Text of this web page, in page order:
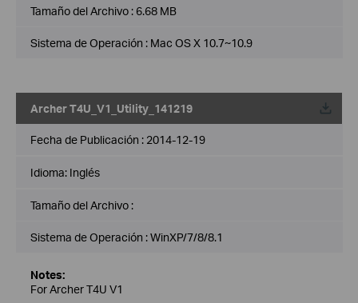
Tamaño del Archivo : 6.68 MB
Sistema de Operación : Mac OS X 10.7~10.9
Archer T4U_V1_Utility_141219
Fecha de Publicación : 2014-12-19
Idioma: Inglés
Tamaño del Archivo :
Sistema de Operación : WinXP/7/8/8.1
Notes:
For Archer T4U V1